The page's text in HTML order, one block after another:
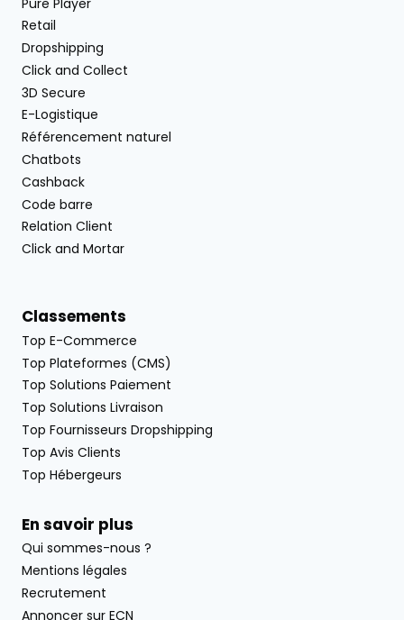
Retail
Dropshipping
Click and Collect
3D Secure
E-Logistique
Référencement naturel
Chatbots
Cashback
Code barre
Relation Client
Click and Mortar
Classements
Top E-Commerce
Top Plateformes (CMS)
Top Solutions Paiement
Top Solutions Livraison
Top Fournisseurs Dropshipping
Top Avis Clients
Top Hébergeurs
En savoir plus
Qui sommes-nous ?
Mentions légales
Recrutement
Annoncer sur ECN